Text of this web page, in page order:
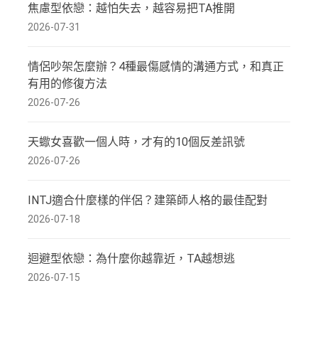
焦慮型依戀：越怕失去，越容易把TA推開
2026-07-31
情侶吵架怎麼辦？4種最傷感情的溝通方式，和真正
有用的修復方法
2026-07-26
天蠍女喜歡一個人時，才有的10個反差訊號
2026-07-26
INTJ適合什麼樣的伴侶？建築師人格的最佳配對
2026-07-18
迴避型依戀：為什麼你越靠近，TA越想逃
2026-07-15